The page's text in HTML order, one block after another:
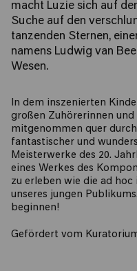
macht Luzie sich auf
Suche auf den
tanzenden Sternen,
namens Ludwig van
Wesen.
In dem inszenierten
großen Zuhörerinnen
mitgenommen quer
fantastischer und
Meisterwerke des 20.
eines Werkes des
zu erleben wie die ad
unseres jungen
beginnen!
Gefördert vom